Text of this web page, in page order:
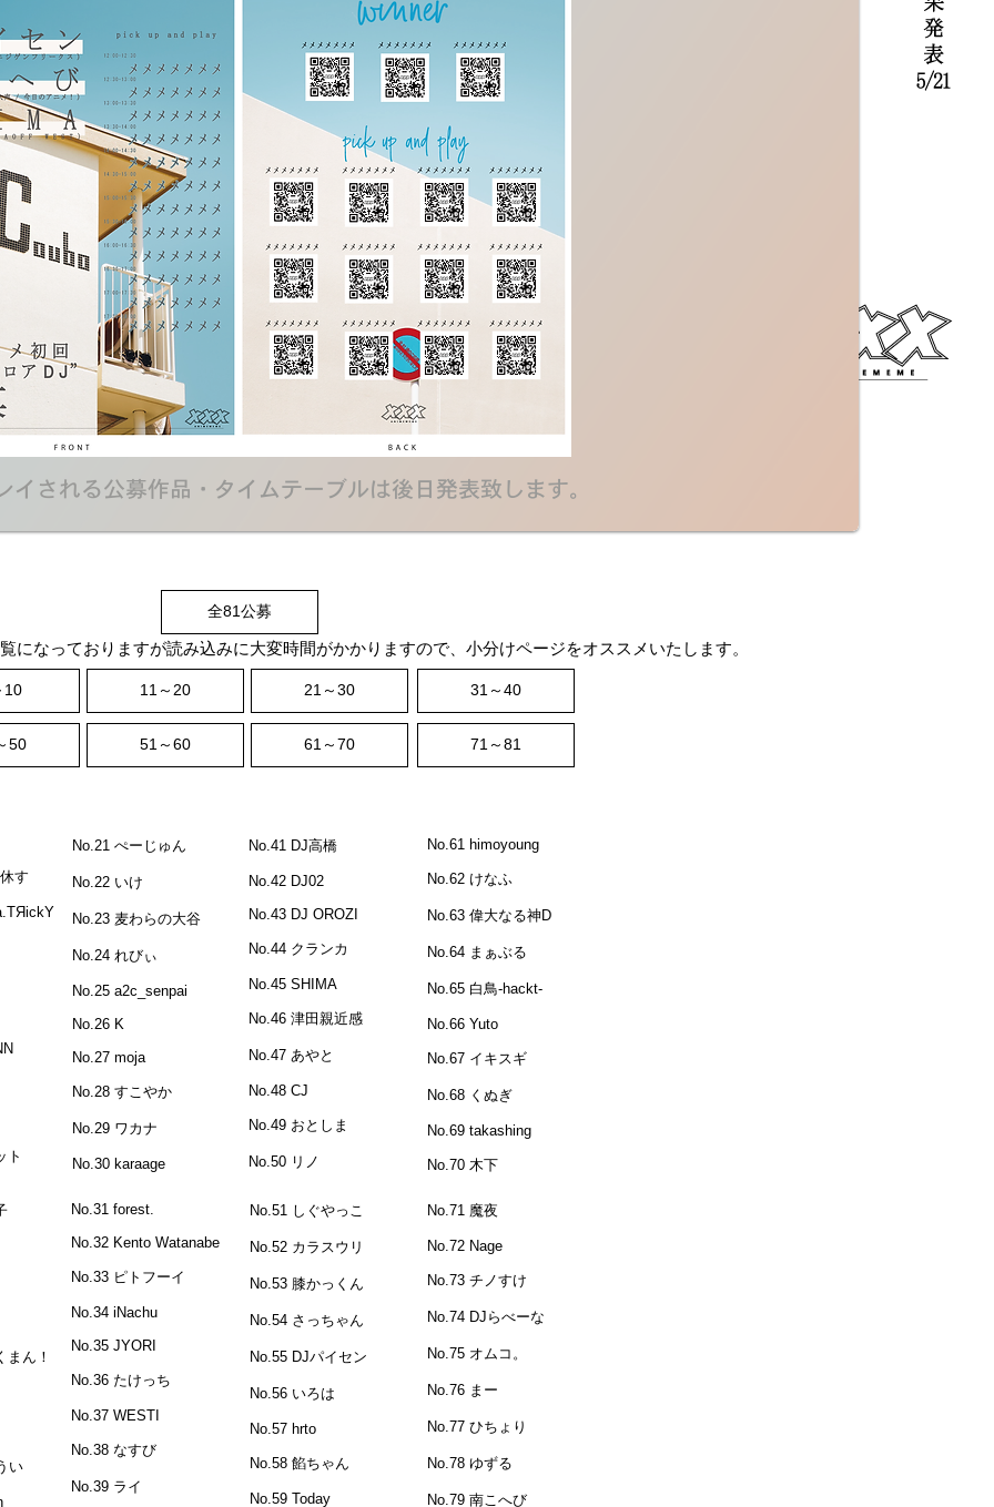
イされる公募作品・タイムテーブルは後日発表致します。
になっておりますが読み込みに大変時間がかかりますので、小分けページをオススメいたします。
す
ト
No.21 ぺーじゅん
No.22 いけ
No.23 麦わらの大谷
No.24 れびぃ
No.25 a2c_senpai
No.26 K
No.27 moja
No.28 すこやか
No.29 ワカナ
No.30 karaage
No.41 DJ高橋
No.42 DJ02
No.43 DJ OROZI
No.44 クランカ
No.45 SHIMA
No.46 津田親近感
No.47 あやと
No.48 CJ
No.49 おとしま
No.50 リノ
No.61 himoyoung
No.62 けなふ
No.63 偉大なる神D
No.64 まぁぶる
No.65 白鳥-hackt-
No.66 Yuto
No.67 イキスギ
No.68 くぬぎ
No.69 takashing
No.70 木下
まん！
い
No.31 forest.
No.32 Kento Watanabe
No.33 ピトフーイ
No.34 iNachu
No.35 JYORI
No.36 たけっち
No.37 WESTI
No.38 なすび
No.39 ライ
No.51 しぐやっこ
No.52 カラスウリ
No.53 膝かっくん
No.54 さっちゃん
No.55 DJパイセン
No.56 いろは
No.57 hrto
No.58 餡ちゃん
No.59 Today
No.71 魔夜
No.72 Nage
No.73 チノすけ
No.74 DJらべーな
No.75 オムコ。
No.76 まー
No.77 ひちょり
No.78 ゆずる
No.79 南こへび
全81公募
10 11～20 21～30 31～40
50 51～60 61～70 71～81